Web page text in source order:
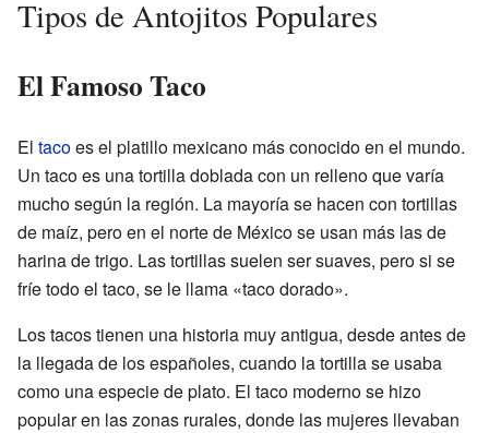
Tipos de Antojitos Populares
El Famoso Taco
El tacoes el platillo mexicano más conocido en el mundo.
Un taco es una tortilla doblada con un relleno que varía
mucho según la región. La mayoría se hacen con tortillas
de maíz, pero en el norte de México se usan más las de
harina de trigo. Las tortillas suelen ser suaves, pero si se
fríe todo el taco, se le llama «taco dorado».
Los tacos tienen una historia muy antigua, desde antes de
la llegada de los españoles, cuando la tortilla se usaba
como una especie de plato. El taco moderno se hizo
popular en las zonas rurales, donde las mujeres llevaban